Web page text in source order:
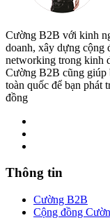
Cường B2B với kinh
doanh, xây dựng cộng
networking trong kinh
Cường B2B cũng giúp
toàn quốc để bạn phát
đồng
Thông tin
Cường B2B
Cộng đồng